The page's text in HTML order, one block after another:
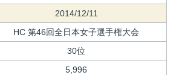
2014/12/11
HC 第46回全日本女子選手権大会
30位
5,996